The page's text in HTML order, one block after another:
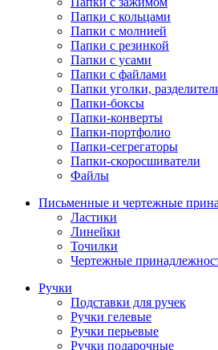
Папки с кольцами
Папки с молнией
Папки с резинкой
Папки с усами
Папки с файлами
Папки уголки,
Папки-боксы
Папки-конверты
Папки-портфолио
Папки-сегрегаторы
Папки-скоросшиватели
Файлы
Письменные и чертежные
Ластики
Линейки
Точилки
Чертежные
Ручки
Подставки для ручек
Ручки гелевые
Ручки перьевые
Ручки подарочные